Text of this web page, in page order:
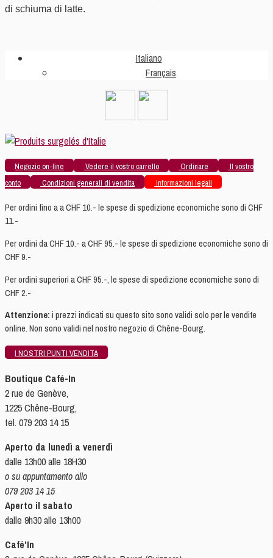
di schiuma di latte.
Italiano
Français
Negozio on-line Vedere il vostro carrello Ordinare
Il vostro
conto
Condizioni generali di vendita Informazioni legali
Per ordini fino a a CHF 10.- le spese di spedizione economiche sono di CHF
11.-
Per ordini da CHF 10.- a CHF 95.- le spese di spedizione economiche sono di
CHF 9.-
Per ordini superiori a CHF 95.-, le spese di spedizione economiche sono di
CHF 2.-
Attenzione: i prezzi indicati su questo sito sono validi solo per le vendite
online. Non sono validi nel nostro negozio di Chêne-Bourg.
I NOSTRI PUNTI VENDITA
Boutique Café-In
2 rue de Genève,
1225 Chêne-Bourg,
tel. 079 203 14 15
Aperto da lunedì a venerdì
dalle 13h00 alle 18H30
o su appuntamento allo
079 203 14 15
Aperto il sabato
dalle 9h30 alle 13h00
Café'In